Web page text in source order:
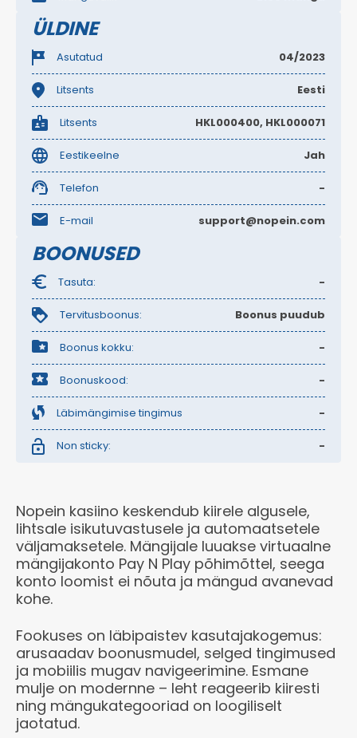
ÜLDINE
Asutatud 04/2023
Litsents Eesti
Litsents HKL000400, HKL000071
Eestikeelne Jah
Telefon -
E-mail support@nopein.com
BOONUSED
Tasuta: -
Tervitusboonus: Boonus puudub
Boonus kokku: -
Boonuskood: -
Läbimängimise tingimus -
Non sticky: -
Nopein kasiino keskendub kiirele algusele,
lihtsale isikutuvastusele ja automaatsetele
väljamaksetele. Mängijale luuakse virtuaalne
mängijakonto Pay N Play põhimõttel, seega
konto loomist ei nõuta ja mängud avanevad
kohe.
Fookuses on läbipaistev kasutajakogemus:
arusaadav boonusmudel, selged tingimused
ja mobiilis mugav navigeerimine. Esmane
mulje on modernne – leht reageerib kiiresti
ning mängukategooriad on loogiliselt
jaotatud.